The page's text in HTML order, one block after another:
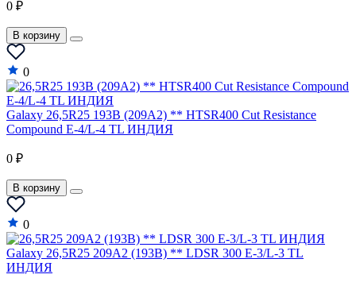
0 ₽
В корзину
0
Galaxy 26,5R25 193B (209A2) ** HTSR400 Cut Resistance
Compound E-4/L-4 TL ИНДИЯ
0 ₽
В корзину
0
Galaxy 26,5R25 209A2 (193B) ** LDSR 300 E-3/L-3 TL
ИНДИЯ